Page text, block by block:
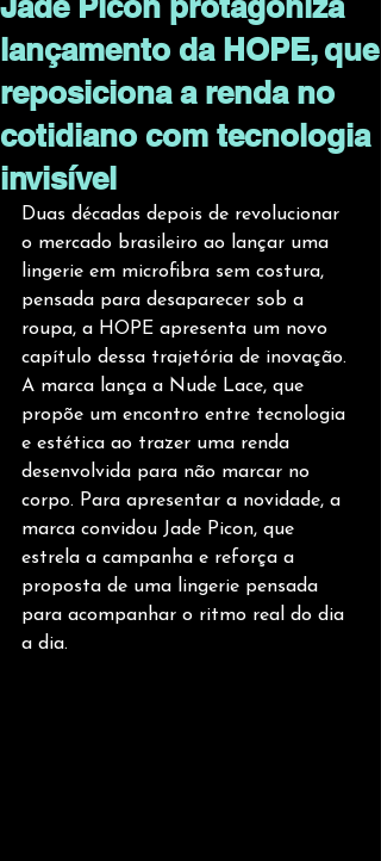
lançamento da HOPE, que
reposiciona a renda no
cotidiano com tecnologia
invisível
Duas décadas depois de revolucionar
o mercado brasileiro ao lançar uma
lingerie em microfibra sem costura,
pensada para desaparecer sob a
roupa, a HOPE apresenta um novo
capítulo dessa trajetória de inovação.
A marca lança a Nude Lace, que
propõe um encontro entre tecnologia
e estética ao trazer uma renda
desenvolvida para não marcar no
corpo. Para apresentar a novidade, a
marca convidou Jade Picon, que
estrela a campanha e reforça a
proposta de uma lingerie pensada
para acompanhar o ritmo real do dia
a dia.